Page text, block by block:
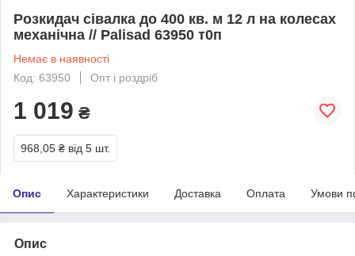
Розкидач сівалка до 400 кв. м 12 л на колесах
механічна // Palisad 63950 т0п
Немає в наявності
Код: 63950
Опт і роздріб
1 019 ₴
968,05 ₴ від 5 шт.
Опис Характеристики Доставка Оплата Умови
Опис